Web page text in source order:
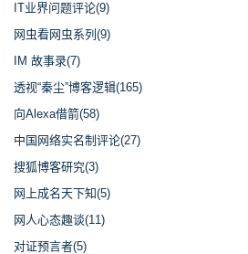
IT业界问题评论(9)
网虫看网虫系列(9)
IM 故事录(7)
透视“秦尘”博客逻辑(165)
向Alexa借箭(58)
中国网络实名制评论(27)
搜狐博客研究(3)
网上成名天下知(5)
网人心态趣谈(11)
对证预言者(5)